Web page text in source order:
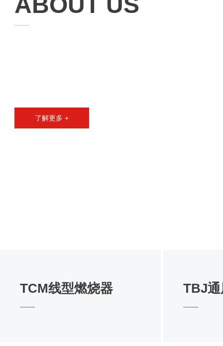
了解更多 +
TCM线型燃烧器 TBJ